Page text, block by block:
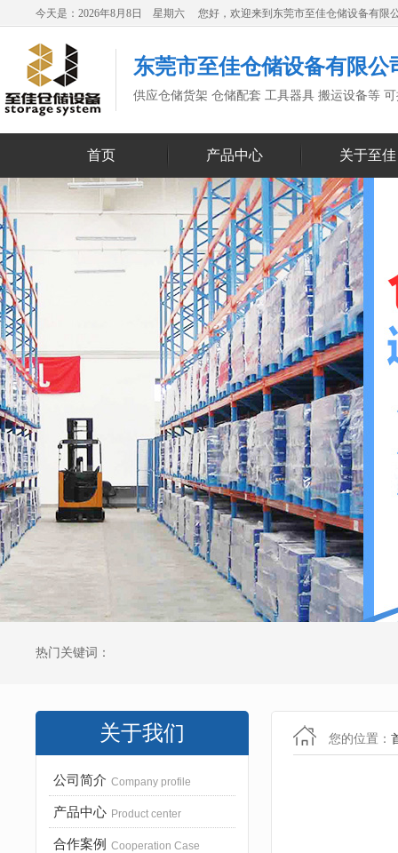
今天是：2026年8月8日 星期六 您好，欢迎来到东莞市至佳仓储设备有限
东莞市至佳仓储设备有限公
供应仓储货架 仓储配套 工具器具 搬运设备等
首页 产品中心 关于至佳
热门关键词：
关于我们
公司简介 Company profile
产品中心 Product center
合作案例 Cooperation Case
您的位置：